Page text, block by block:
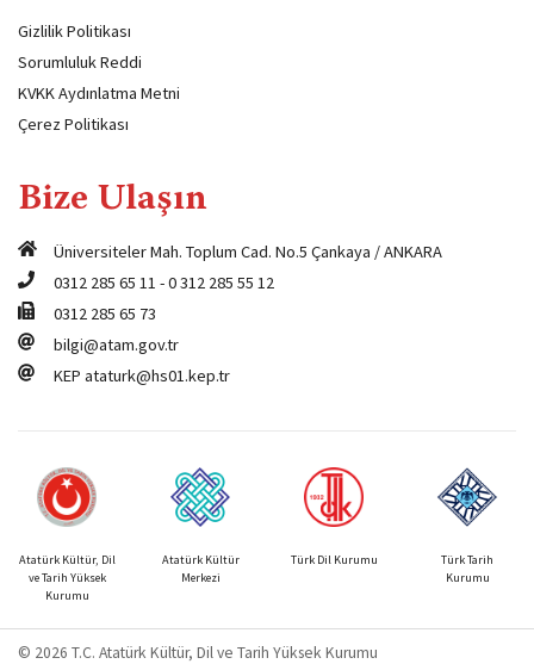
Gizlilik Politikası
Sorumluluk Reddi
KVKK Aydınlatma Metni
Çerez Politikası
Bize Ulaşın
Üniversiteler Mah. Toplum Cad. No.5 Çankaya / ANKARA
0312 285 65 11 -0 312 285 55 12
0312 285 65 73
bilgi@atam.gov.tr
KEP ataturk@hs01.kep.tr
Atatürk Kültür, Dil
ve Tarih Yüksek
Kurumu
Atatürk Kültür
Merkezi
Türk Dil Kurumu
Türk Tarih
Kurumu
© 2026 T.C. Atatürk Kültür, Dil ve Tarih Yüksek Kurumu